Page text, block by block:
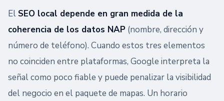
El SEO local depende en gran medida de la
coherencia de los datos NAP (nombre, dirección y
número de teléfono). Cuando estos tres elementos
no coinciden entre plataformas, Google interpreta la
señal como poco fiable y puede penalizar la visibilidad
del negocio en el paquete de mapas. Un horario